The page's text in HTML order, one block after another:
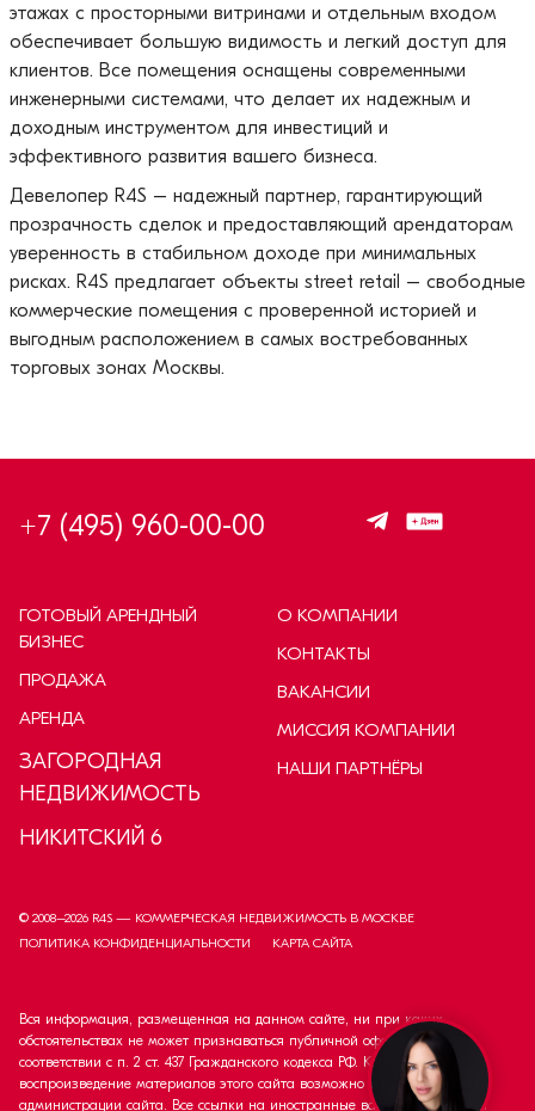
этажах с просторными витринами и отдельным входом
обеспечивает большую видимость и легкий доступ для
клиентов. Все помещения оснащены современными
инженерными системами, что делает их надежным и
доходным инструментом для инвестиций и
эффективного развития вашего бизнеса.
Девелопер R4S – надежный партнер, гарантирующий
прозрачность сделок и предоставляющий арендаторам
уверенность в стабильном доходе при минимальных
рисках. R4S предлагает объекты street retail – свободные
коммерческие помещения с проверенной историей и
выгодным расположением в самых востребованных
торговых зонах Москвы.
+7 (495) 960-00-00
ГОТОВЫЙ АРЕНДНЫЙ
БИЗНЕС
ПРОДАЖА
АРЕНДА
ЗАГОРОДНАЯ
НЕДВИЖИМОСТЬ
НИКИТСКИЙ 6
О КОМПАНИИ
КОНТАКТЫ
ВАКАНСИИ
МИССИЯ КОМПАНИИ
НАШИ ПАРТНЁРЫ
© 2008–2026 R4S — КОММЕРЧЕСКАЯ НЕДВИЖИМОСТЬ В МОСКВЕ
ПОЛИТИКА КОНФИДЕНЦИАЛЬНОСТИ
КАРТА САЙТА
Вся информация, размещенная на данном сайте, ни при каких
обстоятельствах не может признаваться публичной офертой в
соответствии с п. 2 ст. 437 Гражданского кодекса РФ. Копирование и
воспроизведение материалов этого сайта возможно только с согласия
администрации сайта. Все ссылки на иностранные валюты приведены